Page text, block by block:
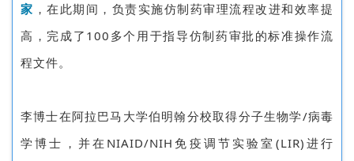
家 ，在此期间，负责实施仿制药审理流程改进和效率提
高，完成了100多个用于指导仿制药审批的标准操作流
程文件。
李博士在阿拉巴马大学伯明翰分校取得分子生物学/病毒
学博士，并在NIAID/NIH免疫调节实验室(LIR)进行